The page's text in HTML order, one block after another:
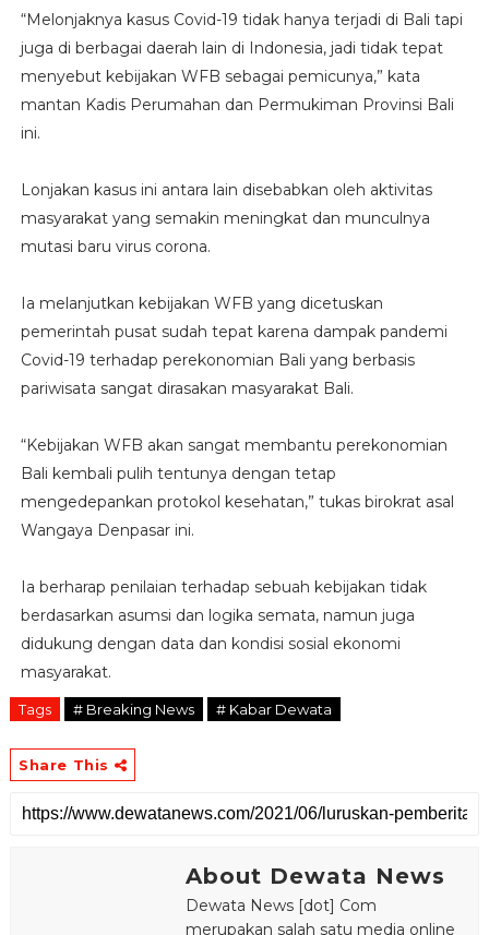
“Melonjaknya kasus Covid-19 tidak hanya terjadi di Bali tapi
juga di berbagai daerah lain di Indonesia, jadi tidak tepat
menyebut kebijakan WFB sebagai pemicunya,” kata
mantan Kadis Perumahan dan Permukiman Provinsi Bali
ini.
Lonjakan kasus ini antara lain disebabkan oleh aktivitas
masyarakat yang semakin meningkat dan munculnya
mutasi baru virus corona.
Ia melanjutkan kebijakan WFB yang dicetuskan
pemerintah pusat sudah tepat karena dampak pandemi
Covid-19 terhadap perekonomian Bali yang berbasis
pariwisata sangat dirasakan masyarakat Bali.
“Kebijakan WFB akan sangat membantu perekonomian
Bali kembali pulih tentunya dengan tetap
mengedepankan protokol kesehatan,” tukas birokrat asal
Wangaya Denpasar ini.
Ia berharap penilaian terhadap sebuah kebijakan tidak
berdasarkan asumsi dan logika semata, namun juga
didukung dengan data dan kondisi sosial ekonomi
masyarakat.
Tags # Breaking News # Kabar Dewata
Share This
About Dewata News
Dewata News [dot] Com
merupakan salah satu media online